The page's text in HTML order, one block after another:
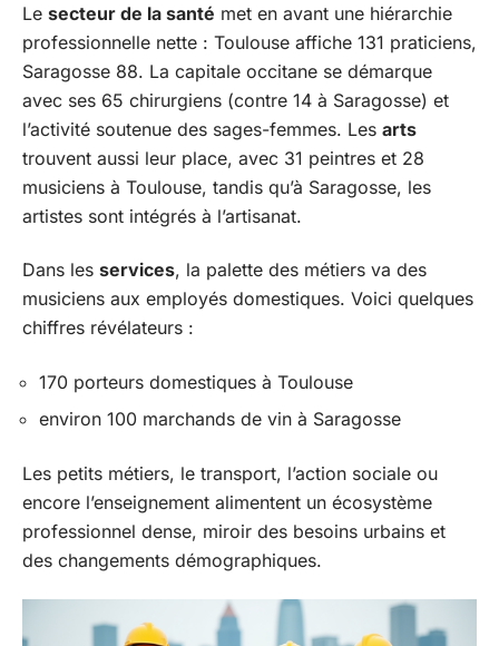
Le secteur de la santé met en avant une hiérarchie
professionnelle nette : Toulouse affiche 131 praticiens,
Saragosse 88. La capitale occitane se démarque
avec ses 65 chirurgiens (contre 14 à Saragosse) et
l’activité soutenue des sages-femmes. Les arts
trouvent aussi leur place, avec 31 peintres et 28
musiciens à Toulouse, tandis qu’à Saragosse, les
artistes sont intégrés à l’artisanat.
Dans les services, la palette des métiers va des
musiciens aux employés domestiques. Voici quelques
chiffres révélateurs :
170 porteurs domestiques à Toulouse
environ 100 marchands de vin à Saragosse
Les petits métiers, le transport, l’action sociale ou
encore l’enseignement alimentent un écosystème
professionnel dense, miroir des besoins urbains et
des changements démographiques.